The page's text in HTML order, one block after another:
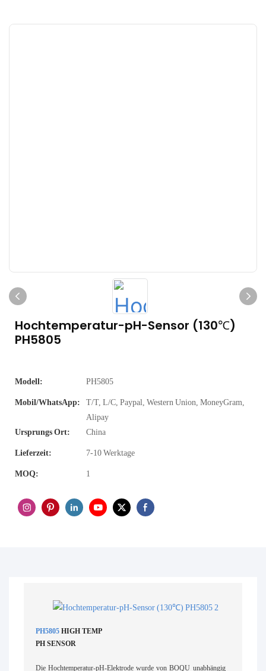
Hochtemperatur-pH-Sensor (130℃)
PH5805
Modell: PH5805
Mobil/WhatsApp:
T/T, L/C, Paypal, Western Union, MoneyGram,
Alipay
Ursprungs Ort:
China
Lieferzeit: 7-10 Werktage
MOQ: 1
PH5805HIGH TEMP
PH SENSOR
Die Hochtemperatur-pH-Elektrode wurde von BOQU unabhängig